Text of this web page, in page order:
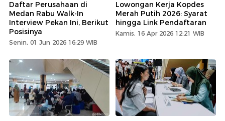
Daftar Perusahaan di
Medan Rabu Walk-In
Interview Pekan Ini, Berikut
Posisinya
Senin, 01 Jun 2026 16:29 WIB
Lowongan Kerja Kopdes
Merah Putih 2026: Syarat
hingga Link Pendaftaran
Kamis, 16 Apr 2026 12:21 WIB